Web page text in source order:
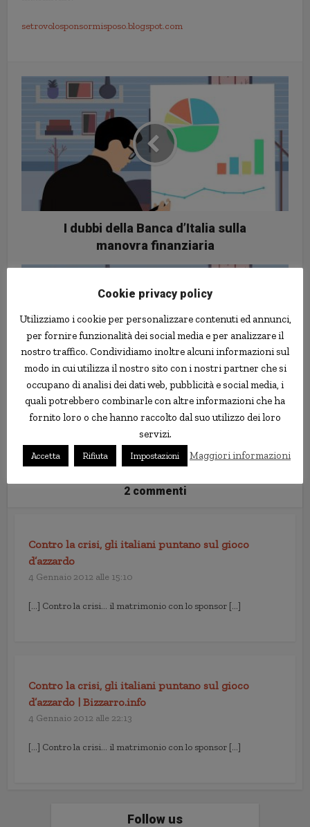
setrovolosponsormisposo.blogspot.com
I dubbi della Banca d’Italia sulla
manovra finanziaria
Rendimax: presentati i dettagli
dell'opzione "Interessi posticipati
top"
2 commenti
Contro la crisi, gli italiani puntano sul gioco
d’azzardo
4 Gennaio 2012 alle 15:10
[…] Contro la crisi… il matrimonio con lo sponsor […]
Contro la crisi, gli italiani puntano sul gioco
d’azzardo | Bizzarro.info
4 Gennaio 2012 alle 22:13
[…] Contro la crisi… il matrimonio con lo sponsor […]
Follow us
Cookie privacy policy
Utilizziamo i cookie per personalizzare contenuti ed annunci,
per fornire funzionalità dei social media e per analizzare il
nostro traffico. Condividiamo inoltre alcuni informazioni sul
modo in cui utilizza il nostro sito con i nostri partner che si
occupano di analisi dei dati web, pubblicità e social media, i
quali potrebbero combinarle con altre informazioni che ha
fornito loro o che hanno raccolto dal suo utilizzo dei loro
servizi.
Accetta Rifiuta Impostazioni Maggiori informazioni